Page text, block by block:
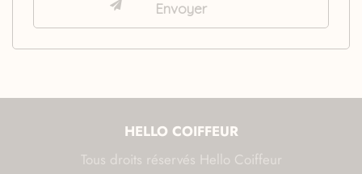
HELLO COIFFEUR
Tous droits réservés Hello Coiffeur